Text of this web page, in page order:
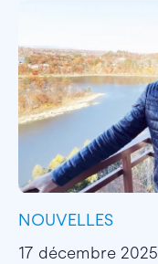
NOUVELLES
17 décembre